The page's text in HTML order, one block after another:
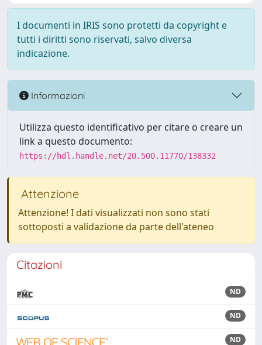
I documenti in IRIS sono protetti da copyright e
tutti i diritti sono riservati, salvo diversa
indicazione.
Informazioni
Utilizza questo identificativo per citare o creare un
link a questo documento:
https://hdl.handle.net/20.500.11770/138332
Attenzione
Attenzione! I dati visualizzati non sono stati
sottoposti a validazione da parte dell'ateneo
Citazioni
ND
ND
ND